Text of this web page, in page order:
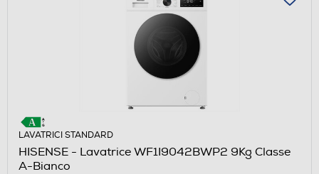
LAVATRICI STANDARD
HISENSE - Lavatrice WF1I9042BWP2 9Kg Classe
A-Bianco